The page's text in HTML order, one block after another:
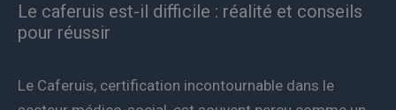
Le caferuis est-il difficile : réalité et conseils
pour réussir
Le Caferuis, certification incontournable dans le